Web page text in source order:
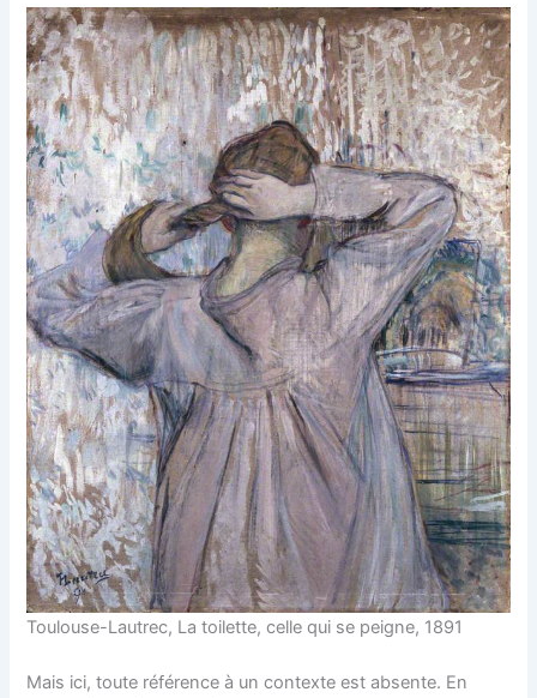
Toulouse-Lautrec, La toilette, celle qui se peigne, 1891
Mais ici, toute référence à un contexte est absente. En